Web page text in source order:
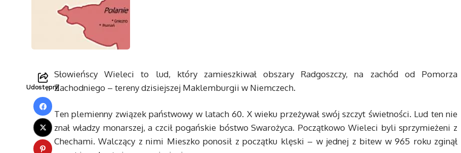
Udostępnij
Słowieńscy Wieleci to lud, który zamieszkiwał obszary Radgoszczy, na zachód od Pomorza
Zachodniego – tereny dzisiejszej Maklemburgii w Niemczech.
Ten plemienny związek państwowy w latach 60. X wieku przeżywał swój szczyt świetności. Lud ten nie
znał władzy monarszej, a czcił pogańskie bóstwo Swarożyca. Początkowo Wieleci byli sprzymieżeni z
Chechami. Walczący z nimi Mieszko ponosił z początku klęski – w jednej z bitew w 965 roku zginął